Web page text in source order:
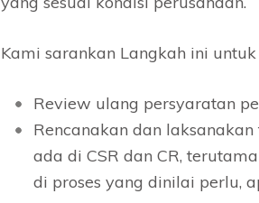
Kami sarankan Langkah ini
Review ulang persyaratan
Rencanakan dan
ada di CSR dan CR,
di proses yang dinilai perlu,